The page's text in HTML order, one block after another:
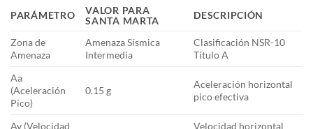
PARÁMETRO
VALOR PARA
SANTA MARTA
DESCRIPCIÓN
Zona de
Amenaza
Amenaza Sísmica
Intermedia
Clasificación NSR-10
Título A
Aa
(Aceleración
Pico)
0.15 g
Aceleración horizontal
pico efectiva
Av (Velocidad
Velocidad horizontal